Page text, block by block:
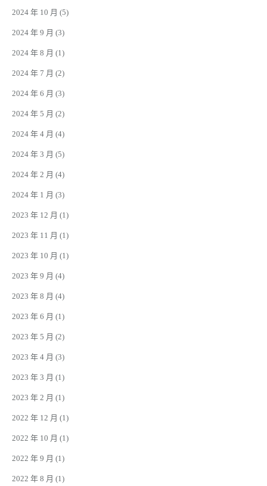
2024 年 10 月 (5)
2024 年 9 月 (3)
2024 年 8 月 (1)
2024 年 7 月 (2)
2024 年 6 月 (3)
2024 年 5 月 (2)
2024 年 4 月 (4)
2024 年 3 月 (5)
2024 年 2 月 (4)
2024 年 1 月 (3)
2023 年 12 月 (1)
2023 年 11 月 (1)
2023 年 10 月 (1)
2023 年 9 月 (4)
2023 年 8 月 (4)
2023 年 6 月 (1)
2023 年 5 月 (2)
2023 年 4 月 (3)
2023 年 3 月 (1)
2023 年 2 月 (1)
2022 年 12 月 (1)
2022 年 10 月 (1)
2022 年 9 月 (1)
2022 年 8 月 (1)